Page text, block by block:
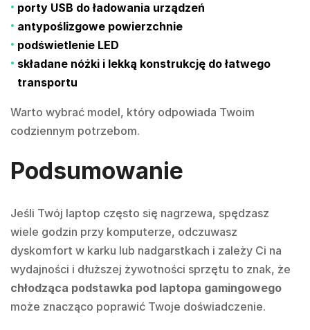
porty USB do ładowania urządzeń
antypoślizgowe powierzchnie
podświetlenie LED
składane nóżki i lekką konstrukcję do łatwego
transportu
Warto wybrać model, który odpowiada Twoim
codziennym potrzebom.
Podsumowanie
Jeśli Twój laptop często się nagrzewa, spędzasz
wiele godzin przy komputerze, odczuwasz
dyskomfort w karku lub nadgarstkach i zależy Ci na
wydajności i dłuższej żywotności sprzętu to znak, że
chłodząca podstawka pod laptopa gamingowego
może znacząco poprawić Twoje doświadczenie.